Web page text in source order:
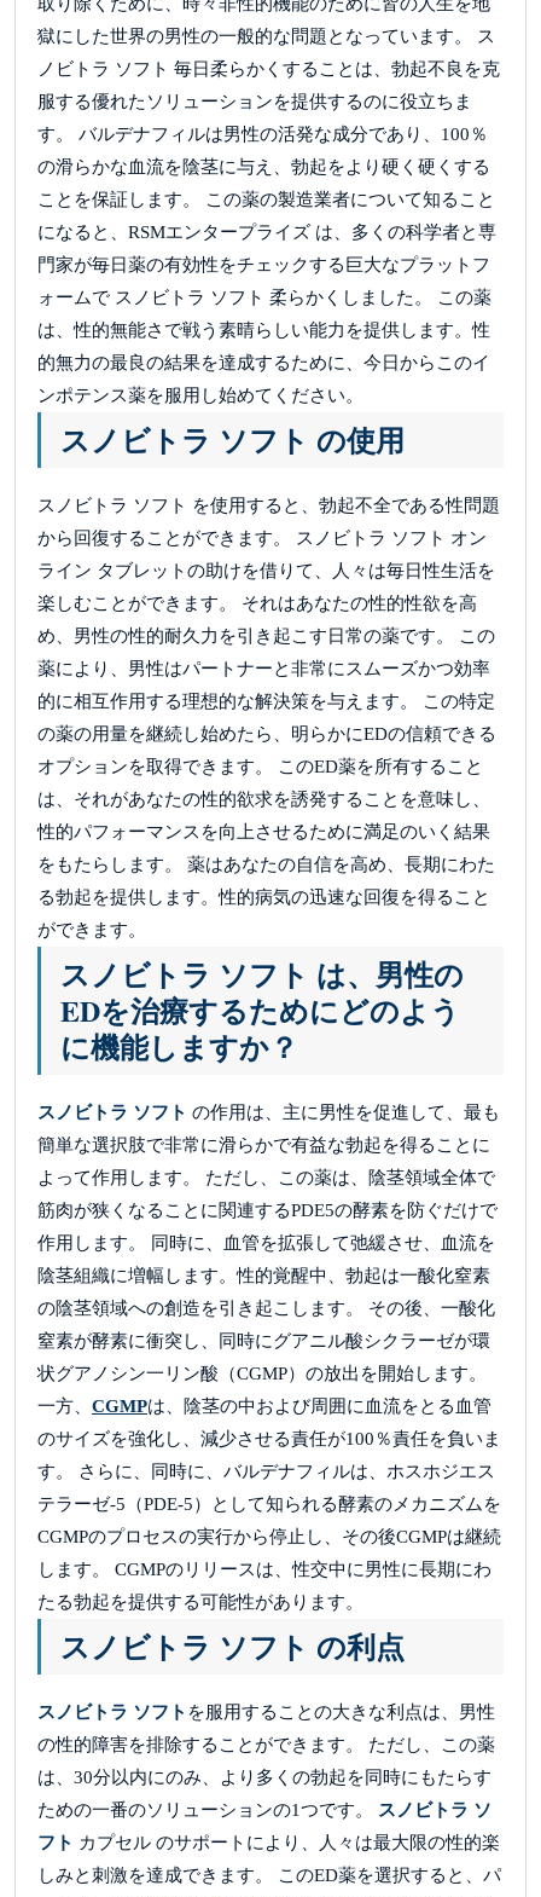
獄にした世界の男性の一般的な問題となっています。 ス
ノビトラ ソフト 毎日柔らかくすることは、勃起不良を克
服する優れたソリューションを提供するのに役立ちま
す。 バルデナフィルは男性の活発な成分であり、100％
の滑らかな血流を陰茎に与え、勃起をより硬く硬くする
ことを保証します。 この薬の製造業者について知ること
になると、RSMエンタープライズ は、多くの科学者と専
門家が毎日薬の有効性をチェックする巨大なプラットフ
ォームで スノビトラ ソフト 柔らかくしました。 この薬
は、性的無能さで戦う素晴らしい能力を提供します。性
的無力の最良の結果を達成するために、今日からこのイ
ンポテンス薬を服用し始めてください。
スノビトラ ソフト の使用
スノビトラ ソフト を使用すると、勃起不全である性問題
から回復することができます。 スノビトラ ソフト オン
ライン タブレットの助けを借りて、人々は毎日性生活を
楽しむことができます。 それはあなたの性的性欲を高
め、男性の性的耐久力を引き起こす日常の薬です。 この
薬により、男性はパートナーと非常にスムーズかつ効率
的に相互作用する理想的な解決策を与えます。 この特定
の薬の用量を継続し始めたら、明らかにEDの信頼できる
オプションを取得できます。 このED薬を所有すること
は、それがあなたの性的欲求を誘発することを意味し、
性的パフォーマンスを向上させるために満足のいく結果
をもたらします。 薬はあなたの自信を高め、長期にわた
る勃起を提供します。性的病気の迅速な回復を得ること
ができます。
スノビトラ ソフト は、男性の
EDを治療するためにどのよう
に機能しますか？
スノビトラ ソフト の作用は、主に男性を促進して、最も
簡単な選択肢で非常に滑らかで有益な勃起を得ることに
よって作用します。 ただし、この薬は、陰茎領域全体で
筋肉が狭くなることに関連するPDE5の酵素を防ぐだけで
作用します。 同時に、血管を拡張して弛緩させ、血流を
陰茎組織に増幅します。性的覚醒中、勃起は一酸化窒素
の陰茎領域への創造を引き起こします。 その後、一酸化
窒素が酵素に衝突し、同時にグアニル酸シクラーゼが環
状グアノシン一リン酸（CGMP）の放出を開始します。
一方、 CGMPは、陰茎の中および周囲に血流をとる血管
のサイズを強化し、減少させる責任が100％責任を負いま
す。 さらに、同時に、バルデナフィルは、ホスホジエス
テラーゼ-5（PDE-5）として知られる酵素のメカニズムを
CGMPのプロセスの実行から停止し、その後CGMPは継続
します。 CGMPのリリースは、性交中に男性に長期にわ
たる勃起を提供する可能性があります。
スノビトラ ソフト の利点
スノビトラ ソフト を服用することの大きな利点は、男性
の性的障害を排除することができます。 ただし、この薬
は、30分以内にのみ、より多くの勃起を同時にもたらす
ための一番のソリューションの1つです。
スノビトラ ソ
フト カプセル のサポートにより、人々は最大限の性的楽
しみと刺激を達成できます。 このED薬を選択すると、パ